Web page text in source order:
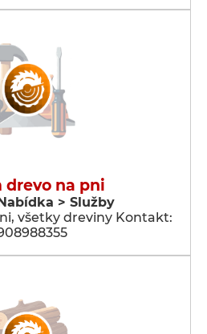
drevo na pni
> Služby
všetky dreviny Kontakt: